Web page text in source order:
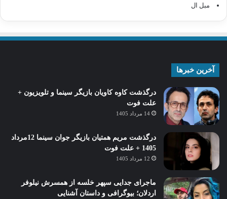
مبل ال
آخرین خبرها
درگذشت کاوه کاویان بازیگر سینما و تلویزیون +
علت فوت
14 مرداد 1405
درگذشت مریم همتیان بازیگر جوان سینما 12مرداد
1405 + علت فوت
12 مرداد 1405
ماجرای جدایی سپهر خلسه از همسرش نیلوفر
اردلان؛ بیوگرافی و داستان آشنایی